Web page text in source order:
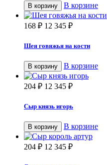
В корзину В корзине
168 ₽ 12 345 ₽
Шея говяжья на кости
В корзину В корзине
204 ₽ 12 345 ₽
Сыр князь игорь
В корзину В корзине
204 ₽ 12 345 ₽